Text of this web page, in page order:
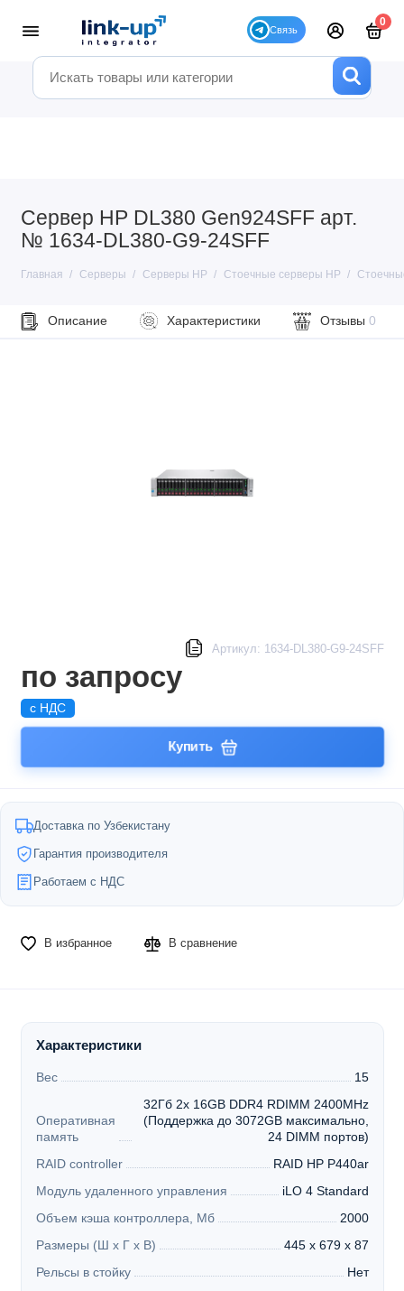
0
Сервер HP DL380 Gen924SFF арт.
№ 1634-DL380-G9-24SFF
Главная Серверы Серверы HP Стоечные серверы HP
Описание Характеристики Отзывы 0
Артикул: 1634-DL380-G9-24SFF
по запросу
с НДС
Купить
Доставка по Узбекистану
Гарантия производителя
Работаем с НДС
В избранное В сравнение
Характеристики
Вес 15
Оперативная
память
32Гб 2x 16GB DDR4 RDIMM 2400MHz
(Поддержка до 3072GB максимально,
24 DIMM портов)
RAID controller
RAID HP P440ar
Модуль удаленного управления
iLO 4 Standard
Объем кэша контроллера, Мб
2000
Размеры (Ш х Г х В)
445 x 679 x 87
Рельсы в стойку
Нет